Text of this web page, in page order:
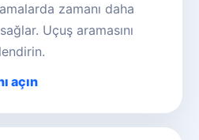
zamanı daha
Uçuş aramasını
açın